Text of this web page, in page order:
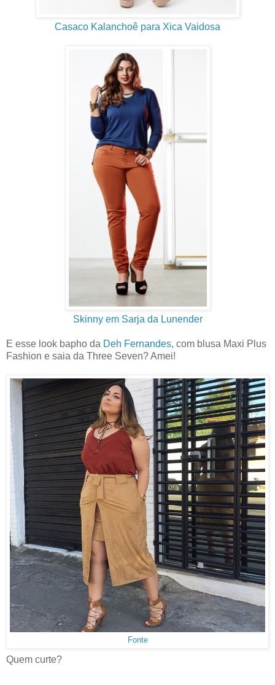
Casaco Kalanchoê para Xica Vaidosa
Skinny em Sarja da Lunender
E esse look bapho da Deh Fernandes, com blusa Maxi Plus
Fashion e saia da Three Seven? Amei!
Fonte
Quem curte?